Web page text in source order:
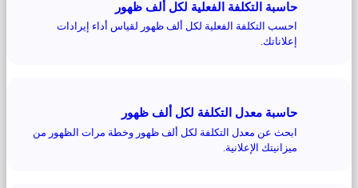
حاسبة التكلفة الفعلية لكل ألف ظهور
احسب التكلفة الفعلية لكل ألف ظهور لقياس أداء إيرادات
إعلاناتك.
حاسبة معدل التكلفة لكل ألف ظهور
ابحث عن معدل التكلفة لكل ألف ظهور وخطة مرات الظهور من
ميزانيتك الإعلانية.